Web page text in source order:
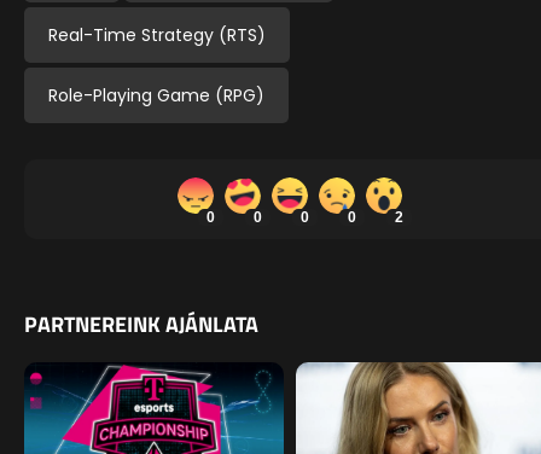
Real-Time Strategy (RTS)
Role-Playing Game (RPG)
0 0 0 0 2
PARTNEREINK AJÁNLATA